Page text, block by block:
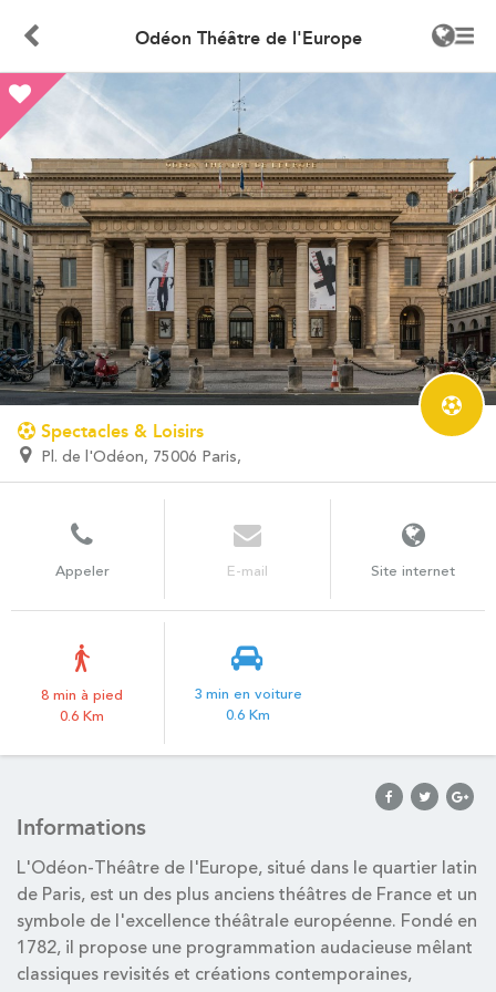
Odéon Théâtre de l'Europe
Spectacles & Loisirs
Pl. de l'Odéon, 75006 Paris,
Appeler E-mail Site internet
8 min à pied
0.6 Km
3 min en voiture
0.6 Km
Informations
L'Odéon-Théâtre de l'Europe, situé dans le quartier latin
de Paris, est un des plus anciens théâtres de France et un
symbole de l'excellence théâtrale européenne. Fondé en
1782, il propose une programmation audacieuse mêlant
classiques revisités et créations contemporaines,